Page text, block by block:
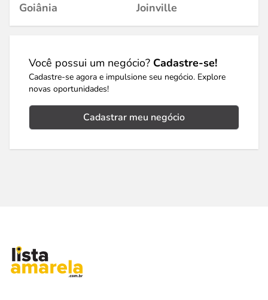
Goiânia
Joinville
Você possui um negócio? Cadastre-se!
Cadastre-se agora e impulsione seu negócio. Explore
novas oportunidades!
Cadastrar meu negócio